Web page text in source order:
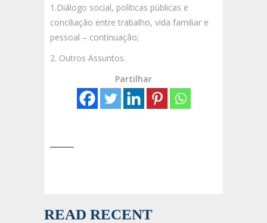
1.Diálogo social, políticas públicas e
conciliação entre trabalho, vida familiar e
pessoal – continuação;
2. Outros Assuntos.
Partilhar
READ RECENT